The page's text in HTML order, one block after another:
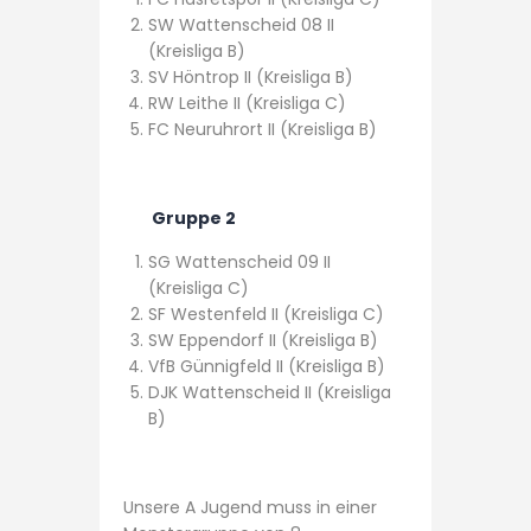
SW Wattenscheid 08 II
(Kreisliga B)
SV Höntrop II (Kreisliga B)
RW Leithe II (Kreisliga C)
FC Neuruhrort II (Kreisliga B)
Gruppe 2
SG Wattenscheid 09 II
(Kreisliga C)
SF Westenfeld II (Kreisliga C)
SW Eppendorf II (Kreisliga B)
VfB Günnigfeld II (Kreisliga B)
DJK Wattenscheid II (Kreisliga
B)
Unsere A Jugend muss in einer